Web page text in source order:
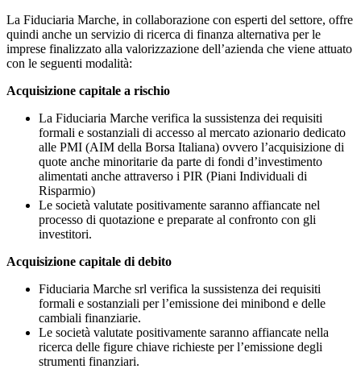
La Fiduciaria Marche, in collaborazione con esperti del settore, offre
quindi anche un servizio di ricerca di finanza alternativa per le
imprese finalizzato alla valorizzazione dell’azienda che viene attuato
con le seguenti modalità:
Acquisizione capitale a rischio
La Fiduciaria Marche verifica la sussistenza dei requisiti
formali e sostanziali di accesso al mercato azionario dedicato
alle PMI (AIM della Borsa Italiana) ovvero l’acquisizione di
quote anche minoritarie da parte di fondi d’investimento
alimentati anche attraverso i PIR (Piani Individuali di
Risparmio)
Le società valutate positivamente saranno affiancate nel
processo di quotazione e preparate al confronto con gli
investitori.
Acquisizione capitale di debito
Fiduciaria Marche srl verifica la sussistenza dei requisiti
formali e sostanziali per l’emissione dei minibond e delle
cambiali finanziarie.
Le società valutate positivamente saranno affiancate nella
ricerca delle figure chiave richieste per l’emissione degli
strumenti finanziari.